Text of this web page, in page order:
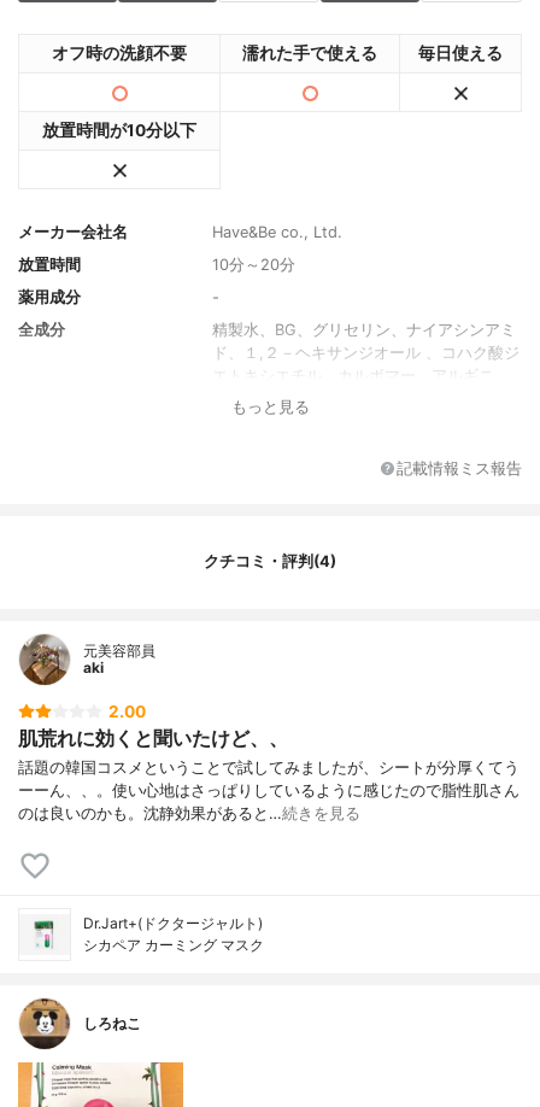
オフ時の洗顔不要 濡れた手で使える 毎日使える
放置時間が10分以下
メーカー会社名
Have&Be co., Ltd.
放置時間
10分～20分
薬用成分
-
全成分
精製水、BG、グリセリン、ナイアシンアミ
ド、１,２－ヘキサンジオール 、コハク酸ジ
エトキシエチル、カルボマー、アルギニ
ン、ヒドロキシエチルセルロース、ラウリ
アアザジラクタ葉エキス、ミリスチン酸ポ
ル酸)コポリマー、(メチルビニルエーテル/
ミド、アシアチン酸、アシアチコシド、マ
デカシン酸、メチルジイソピルプロピオン
酸アミド、ツボクサエキス、マデカッソシ
ド
香り
内容量のバリエーション
-
もっと見る
記載情報ミス報告
クチコミ・評判(4)
元美容部員
aki
2.00
肌荒れに効くと聞いたけど、、
話題の韓国コスメということで試してみましたが、シートが分厚くてう
ーーん、、。使い心地はさっぱりしているように感じたので脂性肌さん
のは良いのかも。沈静効果があると…続きを見る
Dr.Jart+(ドクタージャルト)
シカペア カーミング マスク
しろねこ